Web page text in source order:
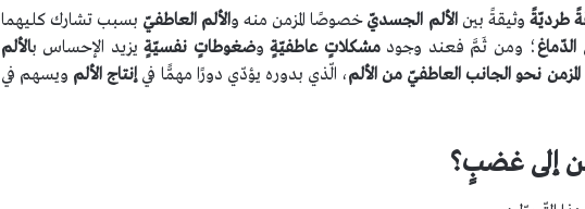
طرديّةً وثيقةً بينالألم الجسديّ خصوصًا المزمن منه والألم العاطفيّ بسبب تشارك كليهما
الدّماغ؛ ومن ثَمَّ فعند وجودمشكلاتٍ عاطفيّةٍوضغوطاتٍ نفسيّةٍيزيد الإحساس بالألم
نحو الجانب العاطفيّ من الألم، الّذي بدوره يؤدّي دورًا مهمًّا فيإنتاج الألم ويسهم في
إلى غضبٍ؟